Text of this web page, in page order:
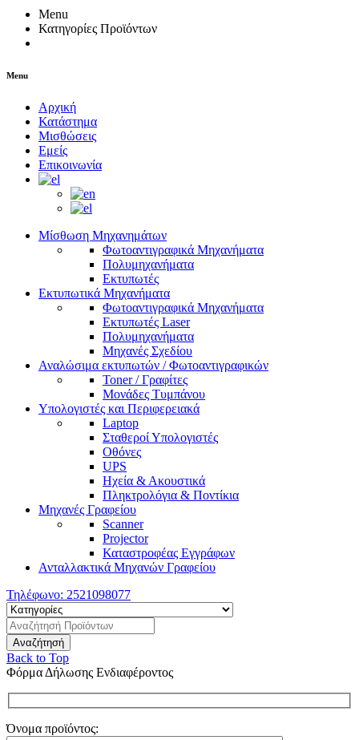
Menu
Κατηγορίες Προϊόντων
Menu
Αρχική
Κατάστημα
Μισθώσεις
Εμείς
Επικοινωνία
Μίσθωση Μηχανημάτων
Φωτοαντιγραφικά Μηχανήματα
Πολυμηχανήματα
Εκτυπωτές
Εκτυπωτικά Μηχανήματα
Φωτοαντιγραφικά Μηχανήματα
Εκτυπωτές Laser
Πολυμηχανήματα
Μηχανές Σχεδίου
Αναλώσιμα εκτυπωτών / Φωτοαντιγραφικών
Toner / Γραφίτες
Μονάδες Τυμπάνου
Υπολογιστές και Περιφερειακά
Laptop
Σταθεροί Υπολογιστές
Οθόνες
UPS
Ηχεία & Ακουστικά
Πληκτρολόγια & Ποντίκια
Μηχανές Γραφείου
Scanner
Projector
Καταστροφέας Εγγράφων
Ανταλλακτικά Μηχανών Γραφείου
Τηλέφωνο: 2521098077
Back to Top
Φόρμα Δήλωσης Ενδιαφέροντος
Όνομα προϊόντος: